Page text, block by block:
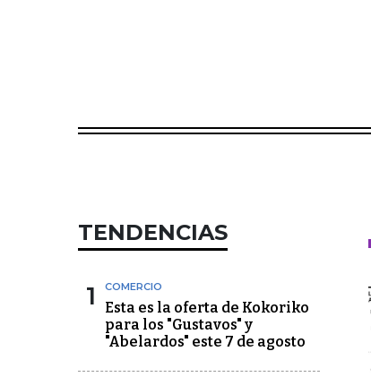
TENDENCIAS
1 COMERCIO
Esta es la oferta de Kokoriko
para los "Gustavos" y
"Abelardos" este 7 de agosto